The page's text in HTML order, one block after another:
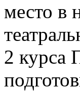
место в
2 курса